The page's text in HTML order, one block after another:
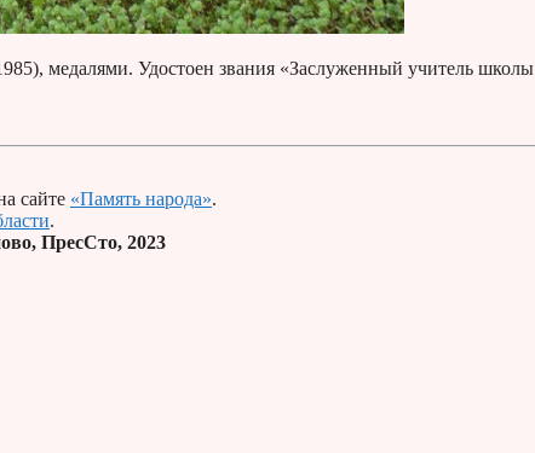
медалями. Удостоен звания «Заслуженный учитель школы
сайте «Память народа».
.
ПресСто, 2023